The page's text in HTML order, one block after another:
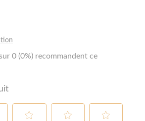
0 (0%) recommandent ce